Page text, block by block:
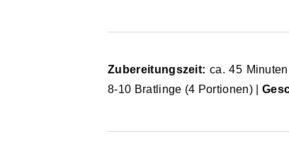
Zubereitungszeit: ca. 45
8-10 Bratlinge (4 Portionen) |